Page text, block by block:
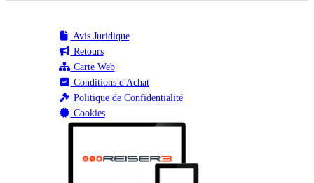
Avis Juridique
Retours
Carte Web
Conditions d'Achat
Politique de Confidentialité
Cookies